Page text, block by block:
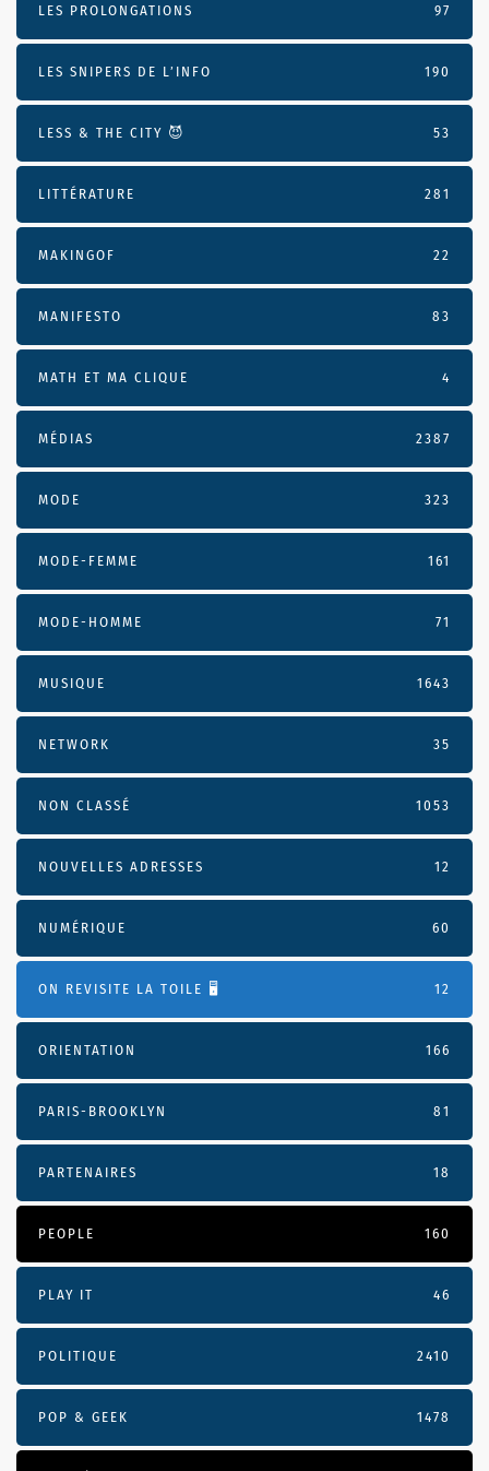
LES PROLONGATIONS 97
LES SNIPERS DE L’INFO 190
LESS & THE CITY 😈 53
LITTÉRATURE 281
MAKINGOF 22
MANIFESTO 83
MATH ET MA CLIQUE 4
MÉDIAS 2387
MODE 323
MODE-FEMME 161
MODE-HOMME 71
MUSIQUE 1643
NETWORK 35
NON CLASSÉ 1053
NOUVELLES ADRESSES 12
NUMÉRIQUE 60
ON REVISITE LA TOILE 🖥️ 12
ORIENTATION 166
PARIS-BROOKLYN 81
PARTENAIRES 18
PEOPLE 160
PLAY IT 46
POLITIQUE 2410
POP & GEEK 1478